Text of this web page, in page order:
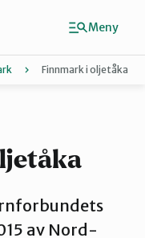
Finnmark i oljetåka
av Nord-